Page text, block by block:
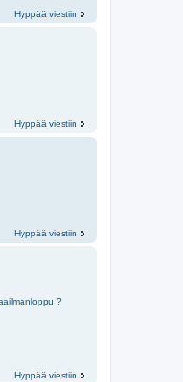
Hyppää viestiin
Hyppää viestiin
Hyppää viestiin
?
Hyppää viestiin